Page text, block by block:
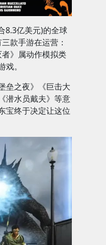
8.3亿美元)的全球
款手游在运营：
》属动作模拟类
。
垒之夜》《巨击大
潜水员戴夫》等意
宝终于决定让这位